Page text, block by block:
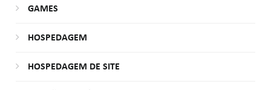
GAMES
HOSPEDAGEM
HOSPEDAGEM DE SITE